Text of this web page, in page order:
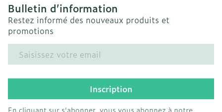
Bulletin d’information
Restez informé des nouveaux produits et
promotions
Adresse mail
Inscription
En cliquant sur s'abonner, vous vous abonnez à notre